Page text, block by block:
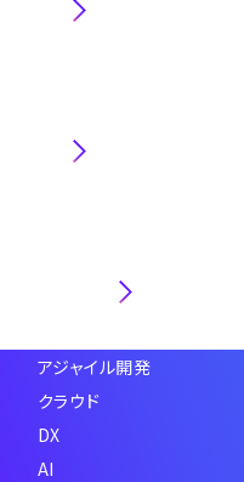
アジャイル開発
クラウド
DX
AI